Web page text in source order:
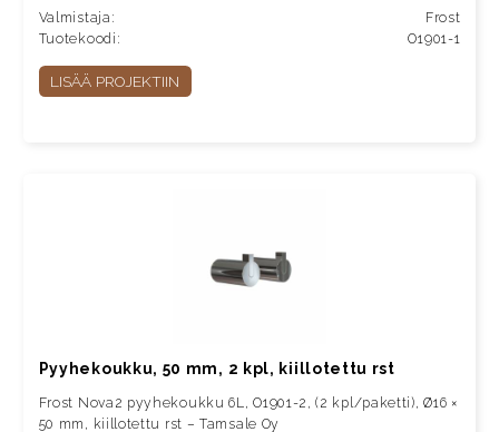
Valmistaja:
Frost
Tuotekoodi:
O1901-1
LISÄÄ PROJEKTIIN
Pyyhekoukku, 50 mm, 2 kpl, kiillotettu rst
Frost Nova2 pyyhekoukku 6L, O1901-2, (2 kpl/paketti), Ø16 ×
50 mm, kiillotettu rst – Tamsale Oy